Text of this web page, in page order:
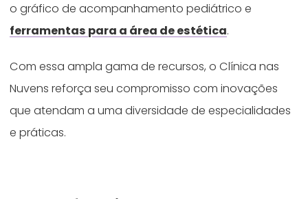
o gráfico de acompanhamento pediátrico e
ferramentas para a área de estética.
Com essa ampla gama de recursos, o Clínica nas
Nuvens reforça seu compromisso com inovações
que atendam a uma diversidade de especialidades
e práticas.